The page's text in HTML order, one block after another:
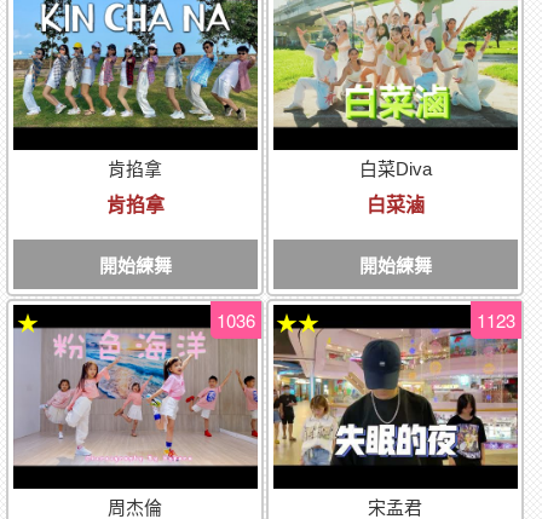
肯掐拿
肯掐拿
開始練舞
白菜Diva
白菜滷
開始練舞
周杰倫
1036
★
宋孟君
1123
★★